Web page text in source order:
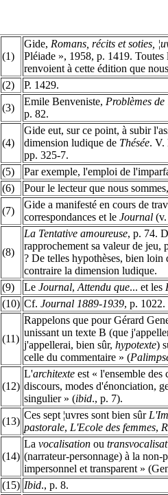
(1)
Gide, Romans, récits et soties,
Pléiade », 1958, p. 1419.
renvoient à cette édition que
(2)
P. 1429.
(3)
Emile Benveniste, Problèmes
p. 82.
(4)
Gide eut, sur ce point, à subir
dimension ludique de Thésée.
pp. 325-7.
(5)
Par exemple, l'emploi de
(6)
Pour le lecteur que nous
(7)
Gide a manifesté en cours de
correspondances et le Journal
(8)
La Tentative amoureuse, p. 74.
rapprochement sa valeur de
? De telles hypothèses, bien loin
contraire la dimension ludique.
(9)
Le Journal, Attendu que... et les
(10) Cf. Journal 1889-1939, p. 1022.
(11)
Rappelons que pour Gérard
unissant un texte B (que
j'appellerai, bien sûr, hypotexte)
celle du commentaire » (
(12)
L'architexte est « l'ensemble des
discours, modes d'énonciation,
singulier » (ibid., p. 7).
(13)
Ces sept ¦uvres sont bien sûr
pastorale, L'Ecole des femmes,
(14)
La vocalisation ou
(narrateur-personnage) à la
impersonnel et transparent »
(15) Ibid., p. 8.